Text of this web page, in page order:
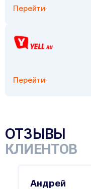
Перейти
Перейти
ОТЗЫВЫ
КЛИЕНТОВ
Андрей